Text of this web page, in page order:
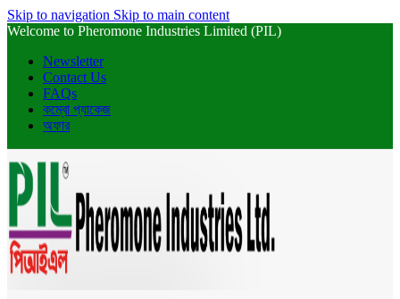
Skip to navigation Skip to main content
Welcome to Pheromone Industries Limited (PIL)
Newsletter
Contact Us
FAQs
কম্বো প্যাকেজ
অফার